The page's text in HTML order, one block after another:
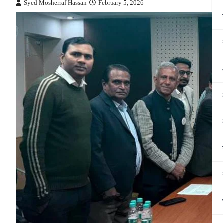
Syed Mosherraf Hassan February 5, 2026